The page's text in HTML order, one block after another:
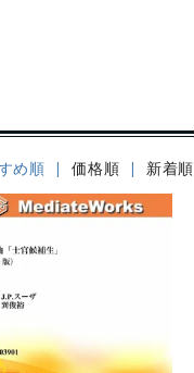
すめ順 |価格順 新着順